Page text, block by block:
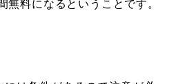
無料になるということです。